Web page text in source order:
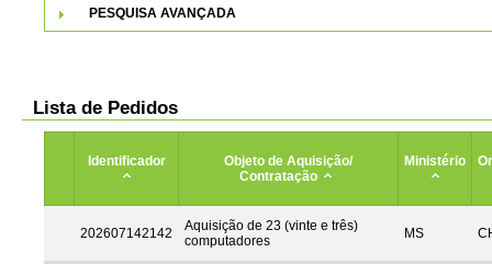
PESQUISA AVANÇADA
Lista de Pedidos
Identificador
Objeto de Aquisição/
Contratação
Ministério
202607142142
Aquisição de 23 (vinte e três)
computadores
MS